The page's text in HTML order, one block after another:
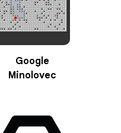
Google
Minolovec